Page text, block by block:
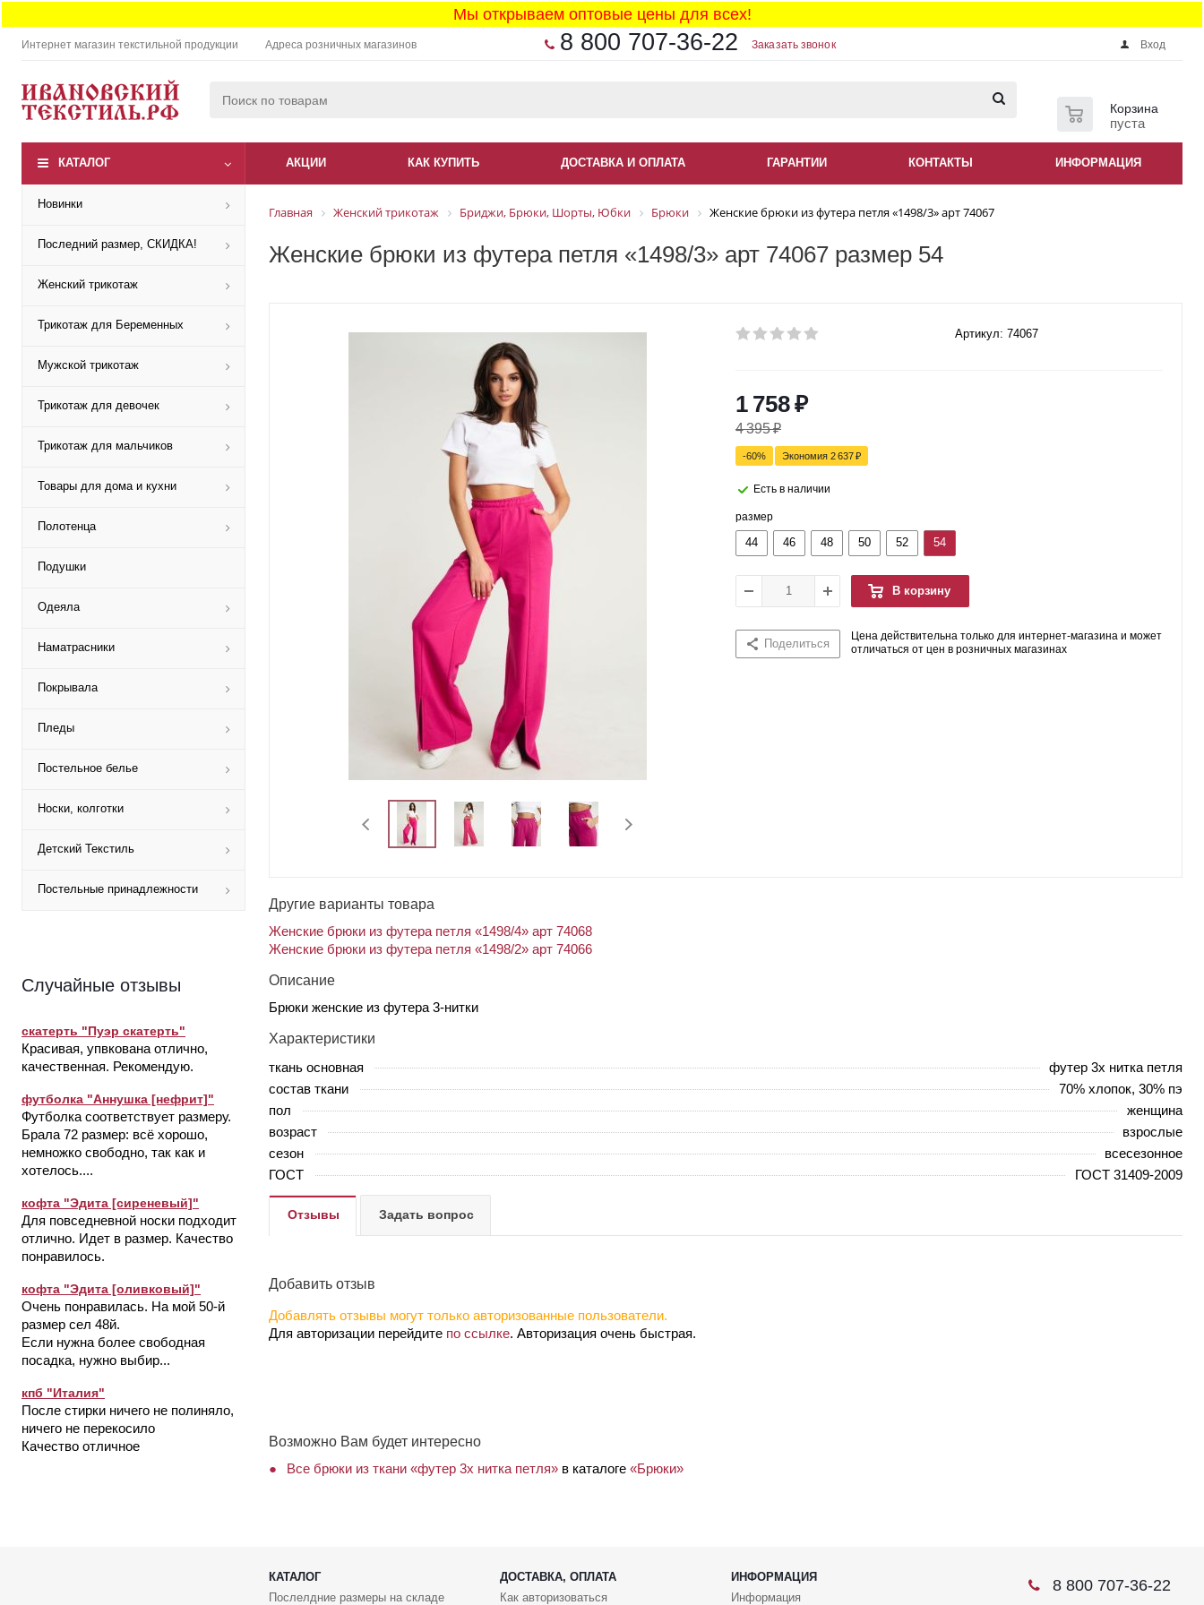
Мы открываем оптовые цены для всех!
Интернет магазин текстильной продукции Адреса розничных магазинов 8 800 707-36-22 Заказать звонок Вход
Корзина
пуста
КАТАЛОГ АКЦИИ КАК КУПИТЬ ДОСТАВКА И ОПЛАТА ГАРАНТИИ КОНТАКТЫ ИНФОРМАЦИЯ
Новинки
Последний размер, СКИДКА!
Женский трикотаж
Трикотаж для Беременных
Мужской трикотаж
Трикотаж для девочек
Трикотаж для мальчиков
Товары для дома и кухни
Полотенца
Подушки
Одеяла
Наматрасники
Покрывала
Пледы
Постельное белье
Носки, колготки
Детский Текстиль
Постельные принадлежности
Случайные отзывы
скатерть "Пуэр скатерть"
Красивая, упвкована отлично,
качественная. Рекомендую.
футболка "Аннушка [нефрит]"
Футболка соответствует размеру.
Брала 72 размер: всё хорошо,
немножко свободно, так как и
хотелось....
кофта "Эдита [сиреневый]"
Для повседневной носки подходит
отлично. Идет в размер. Качество
понравилось.
кофта "Эдита [оливковый]"
Очень понравилась. На мой 50-й
размер сел 48й.
Если нужна более свободная
посадка, нужно выбир...
кпб "Италия"
После стирки ничего не полиняло,
ничего не перекосило
Качество отличное
Главная Женский трикотаж Бриджи, Брюки, Шорты, Юбки Брюки Женские брюки из футера петля «1498/3» арт 74067
Женские брюки из футера петля «1498/3» арт 74067 размер 54
Артикул: 74067
1 758₽
4 395₽
-60% Экономия 2 637₽
Есть в наличии
размер
44 46 48 50 52 54
В корзину
Поделиться
Цена действительна только для интернет-магазина и может
отличаться от цен в розничных магазинах
Другие варианты товара
Женские брюки из футера петля «1498/4» арт 74068
Женские брюки из футера петля «1498/2» арт 74066
Описание
Брюки женские из футера 3-нитки
Характеристики
ткань основная
футер 3х нитка петля
состав ткани
70% хлопок, 30% пэ
пол
женщина
возраст
взрослые
сезон
всесезонное
ГОСТ
ГОСТ 31409-2009
Отзывы Задать вопрос
Добавить отзыв
Добавлять отзывы могут только авторизованные пользователи.
Для авторизации перейдите по ссылке. Авторизация очень быстрая.
Возможно Вам будет интересно
Все брюки из ткани «футер 3х нитка петля» в каталоге «Брюки»
КАТАЛОГ ДОСТАВКА, ОПЛАТА
ИНФОРМАЦИЯ
Послелдние размеры на складе
Как авторизоваться Информация
8 800 707-36-22